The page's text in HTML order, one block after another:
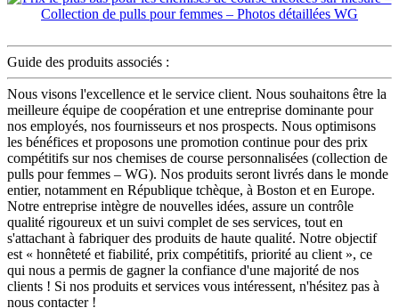
Guide des produits associés :
Nous visons l'excellence et le service client. Nous souhaitons être la
meilleure équipe de coopération et une entreprise dominante pour
nos employés, nos fournisseurs et nos prospects. Nous optimisons
les bénéfices et proposons une promotion continue pour des prix
compétitifs sur nos chemises de course personnalisées (collection de
pulls pour femmes – WG). Nos produits seront livrés dans le monde
entier, notamment en République tchèque, à Boston et en Europe.
Notre entreprise intègre de nouvelles idées, assure un contrôle
qualité rigoureux et un suivi complet de ses services, tout en
s'attachant à fabriquer des produits de haute qualité. Notre objectif
est « honnêteté et fiabilité, prix compétitifs, priorité au client », ce
qui nous a permis de gagner la confiance d'une majorité de nos
clients ! Si nos produits et services vous intéressent, n'hésitez pas à
nous contacter !